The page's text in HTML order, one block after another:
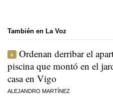
También en La Voz
Ordenan derribar el
piscina que montó en el
casa en Vigo
ALEJANDRO MARTÍNEZ